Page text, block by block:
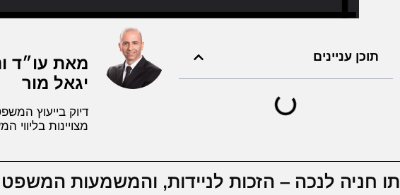
תוכן עניינים
מאת עו״ד
יגאל מור
דיוק בייעוץ
מצויינות בליווי
תו חניה לנכה – הזכות לניידות, והמשמעות